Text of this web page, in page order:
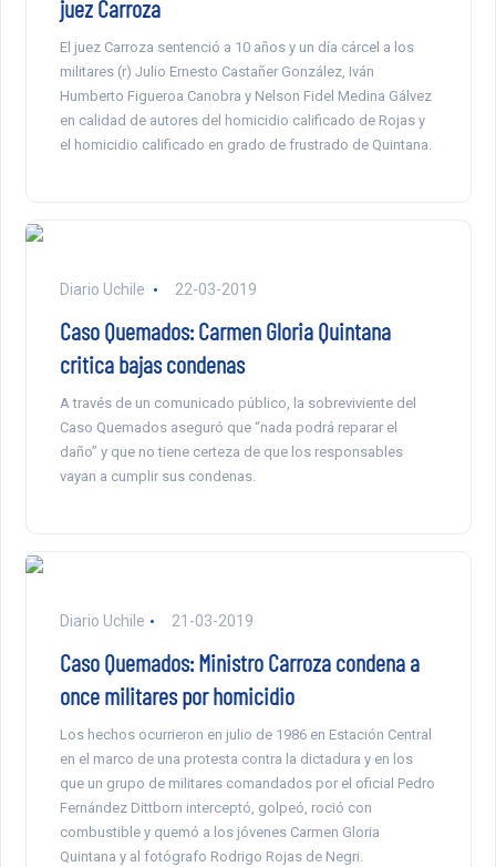
juez Carroza
El juez Carroza sentenció a 10 años y un día cárcel a los
militares (r) Julio Ernesto Castañer González, Iván
Humberto Figueroa Canobra y Nelson Fidel Medina Gálvez
en calidad de autores del homicidio calificado de Rojas y
el homicidio calificado en grado de frustrado de Quintana.
Diario Uchile 22-03-2019
Caso Quemados: Carmen Gloria Quintana
critica bajas condenas
A través de un comunicado público, la sobreviviente del
Caso Quemados aseguró que “nada podrá reparar el
daño” y que no tiene certeza de que los responsables
vayan a cumplir sus condenas.
Diario Uchile 21-03-2019
Caso Quemados: Ministro Carroza condena a
once militares por homicidio
Los hechos ocurrieron en julio de 1986 en Estación Central
en el marco de una protesta contra la dictadura y en los
que un grupo de militares comandados por el oficial Pedro
Fernández Dittborn interceptó, golpeó, roció con
combustible y quemó a los jóvenes Carmen Gloria
Quintana y al fotógrafo Rodrigo Rojas de Negri.